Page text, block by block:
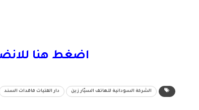
اضغط هنا
الشركة السودانية للهاتف السيّار زين دار الفتيات فاقدات السند